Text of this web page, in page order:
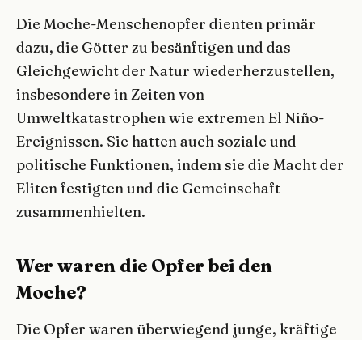
Die Moche-Menschenopfer dienten primär
dazu, die Götter zu besänftigen und das
Gleichgewicht der Natur wiederherzustellen,
insbesondere in Zeiten von
Umweltkatastrophen wie extremen El Niño-
Ereignissen. Sie hatten auch soziale und
politische Funktionen, indem sie die Macht der
Eliten festigten und die Gemeinschaft
zusammenhielten.
Wer waren die Opfer bei den
Moche?
Die Opfer waren überwiegend junge, kräftige